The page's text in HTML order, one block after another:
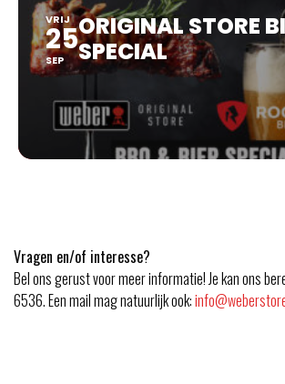
VRIJ
25
SEP
ORIGINAL STORE
SPECIAL
Vragen en/of interesse?
Bel ons gerust voor meer informatie! Je kan ons
6536. Een mail mag natuurlijk ook: